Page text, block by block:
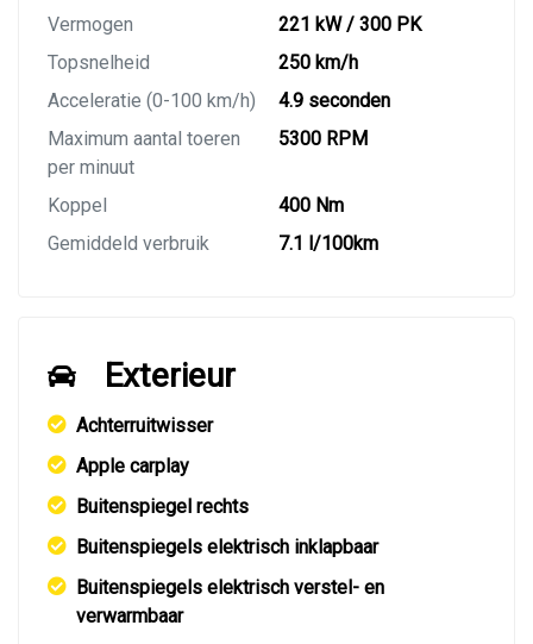
Vermogen
221 kW / 300 PK
Topsnelheid
250 km/h
Acceleratie (0-100 km/h)
4.9 seconden
Maximum aantal toeren
per minuut
5300 RPM
Koppel
400 Nm
Gemiddeld verbruik
7.1 l/100km
Exterieur
Achterruitwisser
Apple carplay
Buitenspiegel rechts
Buitenspiegels elektrisch inklapbaar
Buitenspiegels elektrisch verstel- en
verwarmbaar